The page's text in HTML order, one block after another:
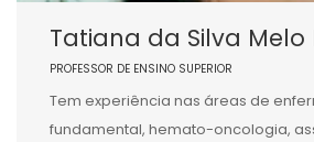
Tatiana da Silva
PROFESSOR DE ENSINO SUPERIOR
Tem experiência nas áreas de
fundamental, hemato-oncologia,